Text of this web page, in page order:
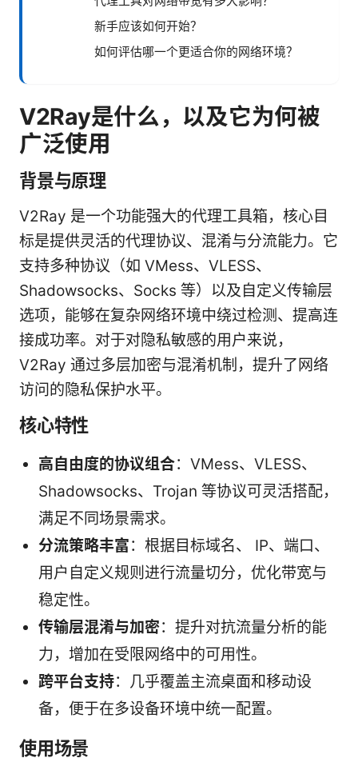
新手应该如何开始？
如何评估哪一个更适合你的网络环境？
V2Ray是什么，以及它为何被
广泛使用
背景与原理
V2Ray 是一个功能强大的代理工具箱，核心目
标是提供灵活的代理协议、混淆与分流能力。它
支持多种协议（如 VMess、VLESS、
Shadowsocks、Socks 等）以及自定义传输层
选项，能够在复杂网络环境中绕过检测、提高连
接成功率。对于对隐私敏感的用户来说，
V2Ray 通过多层加密与混淆机制，提升了网络
访问的隐私保护水平。
核心特性
高自由度的协议组合：VMess、VLESS、
Shadowsocks、Trojan 等协议可灵活搭配，
满足不同场景需求。
分流策略丰富：根据目标域名、 IP、端口、
用户自定义规则进行流量切分，优化带宽与
稳定性。
传输层混淆与加密：提升对抗流量分析的能
力，增加在受限网络中的可用性。
跨平台支持：几乎覆盖主流桌面和移动设
备，便于在多设备环境中统一配置。
使用场景